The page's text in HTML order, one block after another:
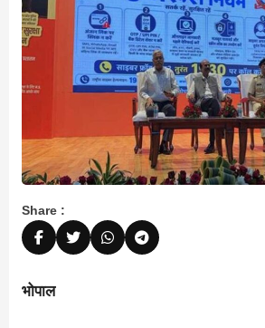
Share :
भोपाल